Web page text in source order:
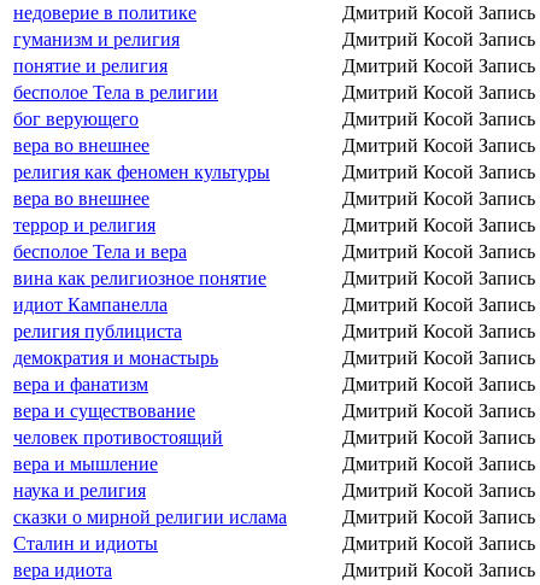
недоверие в политике Дмитрий Косой Запись
гуманизм и религия
Дмитрий Косой Запись
понятие и религия
Дмитрий Косой Запись
бесполое Тела в религии
Дмитрий Косой Запись
бог верующего
Дмитрий Косой Запись
вера во внешнее
Дмитрий Косой Запись
религия как феномен культуры
Дмитрий Косой Запись
вера во внешнее
Дмитрий Косой Запись
террор и религия
Дмитрий Косой Запись
бесполое Тела и вера
Дмитрий Косой Запись
вина как религиозное понятие
Дмитрий Косой Запись
идиот Кампанелла
Дмитрий Косой Запись
религия публициста
Дмитрий Косой Запись
демократия и монастырь
Дмитрий Косой Запись
вера и фанатизм
Дмитрий Косой Запись
вера и существование
Дмитрий Косой Запись
человек противостоящий
Дмитрий Косой Запись
вера и мышление
Дмитрий Косой Запись
наука и религия
Дмитрий Косой Запись
сказки о мирной религии ислама
Дмитрий Косой Запись
Сталин и идиоты
Дмитрий Косой Запись
вера идиота
Дмитрий Косой Запись